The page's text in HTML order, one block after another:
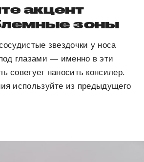
акцент
зоны
звездочки у носа
глазами — именно в эти
советует наносить консилер.
используйте из предыдущего